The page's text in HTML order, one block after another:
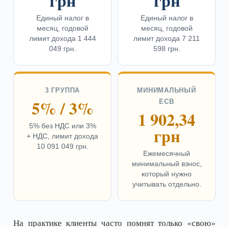
Единый налог в
месяц, годовой
лимит дохода 1 444
049 грн.
Единый налог в
месяц, годовой
лимит дохода 7 211
598 грн.
3 ГРУППА
5% / 3%
5% без НДС или 3%
+ НДС, лимит дохода
10 091 049 грн.
МИНИМАЛЬНЫЙ
ЕСВ
1 902,34
грн
Ежемесячный
минимальный взнос,
который нужно
учитывать отдельно.
На практике клиенты часто помнят только «свою»